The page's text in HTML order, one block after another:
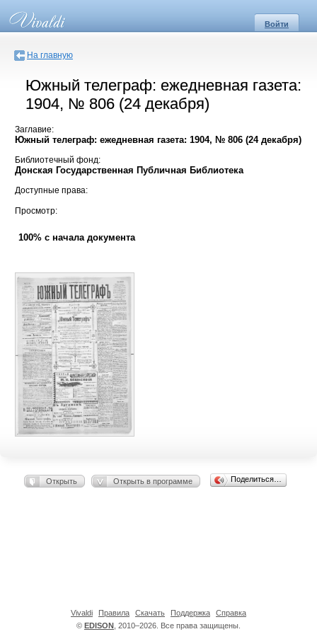
Войти
На главную
Южный телеграф: ежедневная газета:
1904, № 806 (24 декабря)
Заглавие:
Южный телеграф: ежедневная газета: 1904, № 806 (24 декабря)
Библиотечный фонд:
Донская Государственная Публичная Библиотека
Доступные права:
Просмотр:
100% с начала документа
Открыть Открыть в программе Поделиться…
© EDISON , 2010–2026. Все права защищены.
Vivaldi Правила Скачать Поддержка Справка